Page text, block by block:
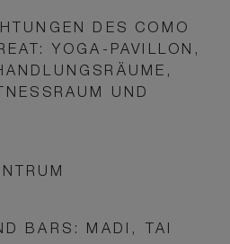
DES COMO
YOGA-PAVILLON,
UND
BARS: MADI, TAI